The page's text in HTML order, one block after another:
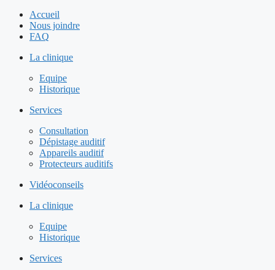
Accueil
Nous joindre
FAQ
La clinique
Equipe
Historique
Services
Consultation
Dépistage auditif
Appareils auditif
Protecteurs auditifs
Vidéoconseils
La clinique
Equipe
Historique
Services